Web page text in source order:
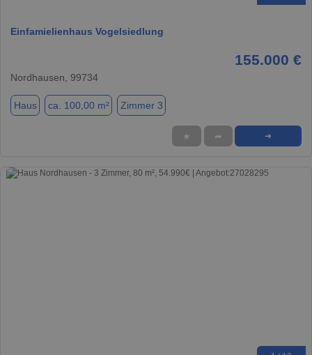
Einfamielienhaus Vogelsiedlung
155.000 €
Nordhausen, 99734
Haus ca. 100,00 m² Zimmer 3
★ ➦ ➜